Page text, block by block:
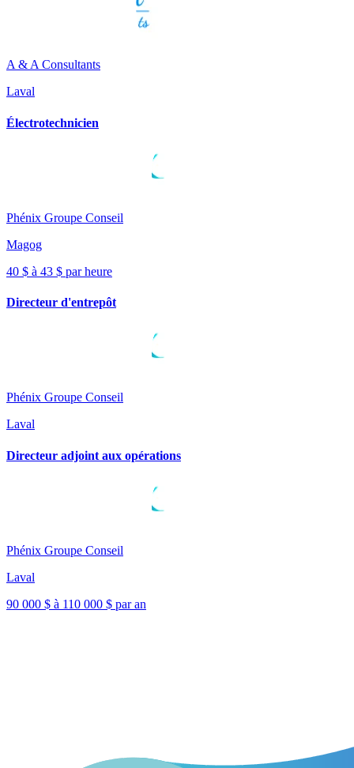
A & A Consultants
Laval
Électrotechnicien
Phénix Groupe Conseil
Magog
40 $ à 43 $ par heure
Directeur d'entrepôt
Phénix Groupe Conseil
Laval
Directeur adjoint aux opérations
Phénix Groupe Conseil
Laval
90 000 $ à 110 000 $ par an